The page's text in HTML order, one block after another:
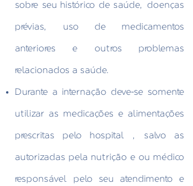
sobre seu histórico de saúde, doenças
prévias, uso de medicamentos
anteriores e outros problemas
relacionados a saúde.
Durante a internação deve-se somente
utilizar as medicações e alimentações
prescritas pelo hospital , salvo as
autorizadas pela nutrição e ou médico
responsável pelo seu atendimento e